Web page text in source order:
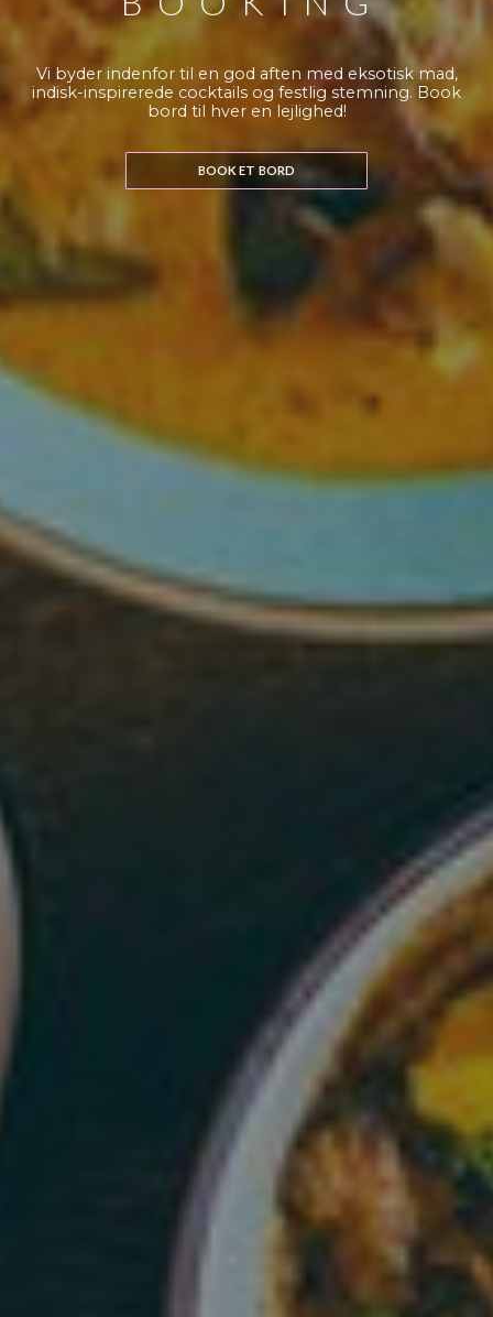
Vi byder indenfor til en god aften med eksotisk mad,
indisk-inspirerede cocktails og festlig stemning. Book
bord til hver en lejlighed!
BOOK ET BORD